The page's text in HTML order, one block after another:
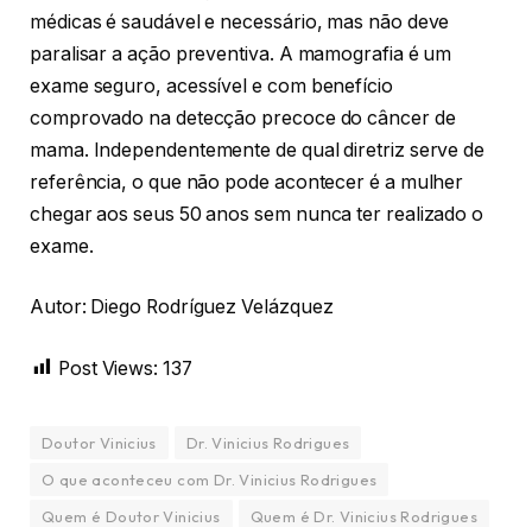
médicas é saudável e necessário, mas não deve
paralisar a ação preventiva. A mamografia é um
exame seguro, acessível e com benefício
comprovado na detecção precoce do câncer de
mama. Independentemente de qual diretriz serve de
referência, o que não pode acontecer é a mulher
chegar aos seus 50 anos sem nunca ter realizado o
exame.
Autor: Diego Rodríguez Velázquez
Post Views: 137
Doutor Vinicius
Dr. Vinicius Rodrigues
O que aconteceu com Dr. Vinicius Rodrigues
Quem é Doutor Vinicius
Quem é Dr. Vinicius Rodrigues